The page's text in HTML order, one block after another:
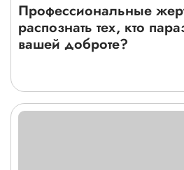
Профессиональные
распознать тех, кто
вашей доброте?